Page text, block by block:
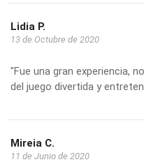
Lidia P.
13 de Octubre de 2020
"Fue una gran experiencia,
del juego divertida y
Mireia C.
11 de Junio de 2020